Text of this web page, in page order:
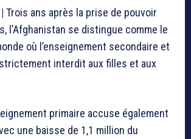
Trois ans après la prise de pouvoir
l’Afghanistan se distingue comme le
où l’enseignement secondaire et
interdit aux filles et aux
primaire accuse également
une baisse de 1,1 million du